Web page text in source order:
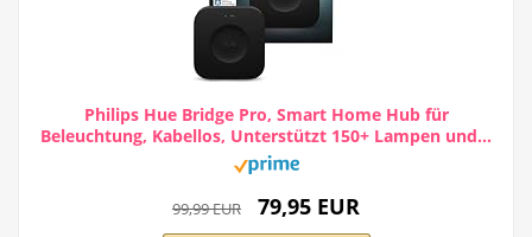
Philips Hue Bridge Pro, Smart Home Hub für
Beleuchtung, Kabellos, Unterstützt 150+ Lampen und...
99,99 EUR 79,95 EUR